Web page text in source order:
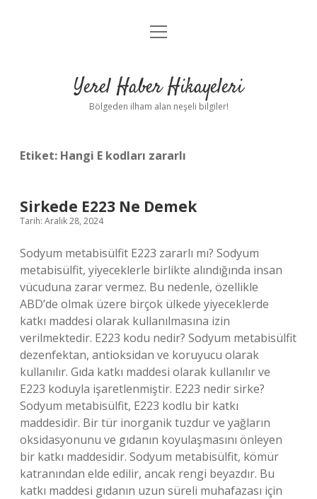
Anasayfa
Yasal Uyarı
menüyü
Yerel Haber Hikayeleri
Bölgeden ilham alan neşeli bilgiler!
Etiket: Hangi E kodları zararlı
Sirkede E223 Ne Demek
Tarih: Aralık 28, 2024
Sodyum metabisülfit E223 zararlı mı? Sodyum
metabisülfit, yiyeceklerle birlikte alındığında insan
vücuduna zarar vermez. Bu nedenle, özellikle
ABD’de olmak üzere birçok ülkede yiyeceklerde
katkı maddesi olarak kullanılmasına izin
verilmektedir. E223 kodu nedir? Sodyum metabisülfit
dezenfektan, antioksidan ve koruyucu olarak
kullanılır. Gıda katkı maddesi olarak kullanılır ve
E223 koduyla işaretlenmiştir. E223 nedir sirke?
Sodyum metabisülfit, E223 kodlu bir katkı
maddesidir. Bir tür inorganik tuzdur ve yağların
oksidasyonunu ve gıdanın koyulaşmasını önleyen
bir katkı maddesidir. Sodyum metabisülfit, kömür
katranından elde edilir, ancak rengi beyazdır. Bu
katkı maddesi gıdanın uzun süreli muhafazası için